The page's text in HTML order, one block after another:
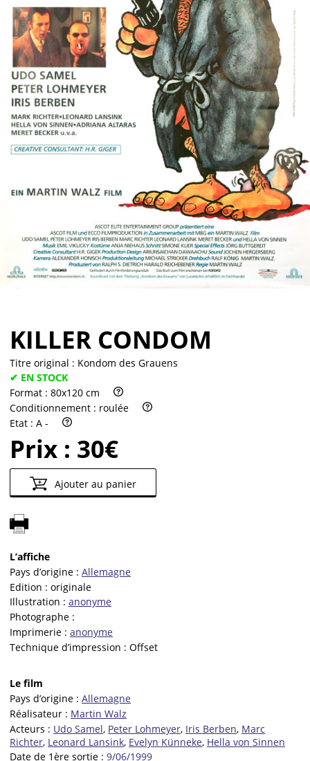
Vendre
KILLER CONDOM
Titre original : Kondom des Grauens
✔ EN STOCK
Format : 80x120 cm
Conditionnement : roulée
Etat : A -
Prix : 30€
Ajouter au panier
L’affiche
Pays d’origine : Allemagne
Edition : originale
Illustration : anonyme
Photographe :
Imprimerie : anonyme
Technique d’impression : Offset
Le film
Pays d’origine : Allemagne
Réalisateur : Martin Walz
Acteurs : Udo Samel, Peter Lohmeyer, Iris Berben, Marc
Richter, Leonard Lansink, Evelyn Künneke, Hella von Sinnen
Date de 1ère sortie : 9/06/1999